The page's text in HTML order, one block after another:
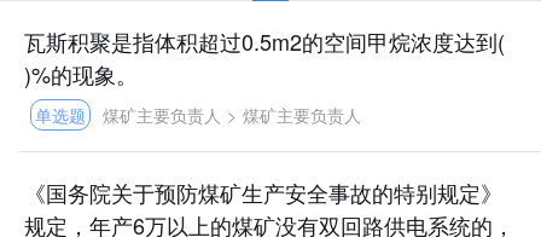
瓦斯积聚是指体积超过0.5m2的空间甲烷浓度达到(
)%的现象。
单选题 煤矿主要负责人 > 煤矿主要负责人
《国务院关于预防煤矿生产安全事故的特别规定》
规定，年产6万以上的煤矿没有双回路供电系统的，